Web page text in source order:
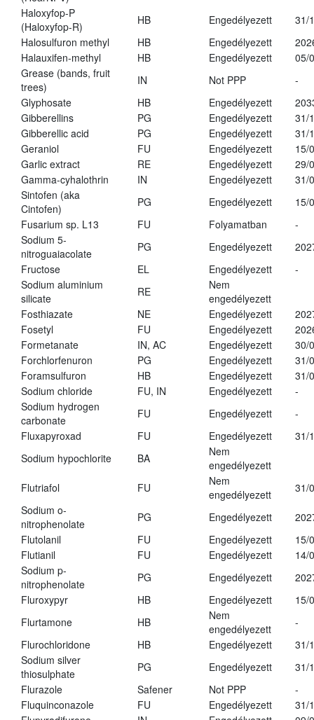
Haloxyfop-P
(Haloxyfop-R)
HB Engedélyezett
31/
Halosulfuron methyl
HB Engedélyezett
Halauxifen-methyl
HB Engedélyezett
05/
Grease (bands, fruit
trees)
IN Not PPP
-
Glyphosate
HB Engedélyezett
Gibberellins
PG Engedélyezett
31/
Gibberellic acid
PG Engedélyezett
31/
Geraniol
FU Engedélyezett
15/
Garlic extract
RE Engedélyezett
29/
Gamma-cyhalothrin
IN Engedélyezett
31/
Sintofen (aka
Cintofen)
PG Engedélyezett
15/
Fusarium sp. L13
FU Folyamatban
-
Sodium 5-
nitroguaiacolate
PG Engedélyezett
Fructose
EL Engedélyezett
-
Sodium aluminium
silicate
RE
Nem
engedélyezett
Fosthiazate
NE Engedélyezett
Fosetyl
FU Engedélyezett
Formetanate
IN, AC Engedélyezett
30/
Forchlorfenuron
PG Engedélyezett
31/
Foramsulfuron
HB Engedélyezett
31/
Sodium chloride
FU, IN Engedélyezett
-
Sodium hydrogen
carbonate
FU Engedélyezett
-
Fluxapyroxad
FU Engedélyezett
31/
Sodium hypochlorite
BA
Nem
engedélyezett
Flutriafol
FU
Nem
engedélyezett
31/
Sodium o-
nitrophenolate
PG Engedélyezett
Flutolanil
FU Engedélyezett
15/
Flutianil
FU Engedélyezett
14/
Sodium p-
nitrophenolate
PG Engedélyezett
Fluroxypyr
HB Engedélyezett
15/
Flurtamone
HB
Nem
engedélyezett
-
Flurochloridone
HB Engedélyezett
31/
Sodium silver
thiosulphate
PG Engedélyezett
31/
Flurazole
Safener Not PPP
-
Fluquinconazole
FU Engedélyezett
31/